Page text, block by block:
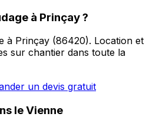
à Prinçay?
à Prinçay (86420). Location et
sur chantier dans toute la
un devis gratuit
leVienne